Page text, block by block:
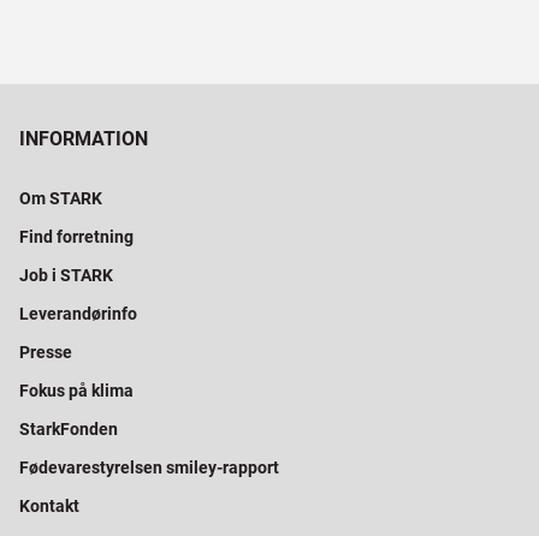
INFORMATION
Om STARK
Find forretning
Job i STARK
Leverandørinfo
Presse
Fokus på klima
StarkFonden
Fødevarestyrelsen smiley-rapport
Kontakt